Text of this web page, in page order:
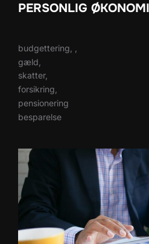
PERSONLIG
budgettering, ,
gæld,
skatter,
forsikring,
pensionering
besparelse